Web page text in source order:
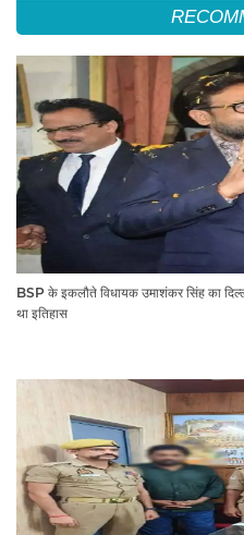
BSP के इकलौते विधायक उमाशंकर सिंह का
था इतिहास